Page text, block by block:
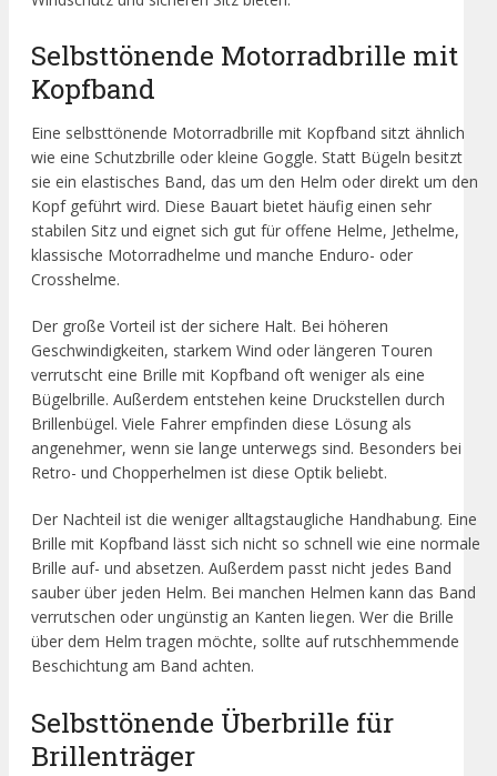
Selbsttönende Motorradbrille mit
Kopfband
Eine selbsttönende Motorradbrille mit Kopfband sitzt ähnlich
wie eine Schutzbrille oder kleine Goggle. Statt Bügeln besitzt
sie ein elastisches Band, das um den Helm oder direkt um den
Kopf geführt wird. Diese Bauart bietet häufig einen sehr
stabilen Sitz und eignet sich gut für offene Helme, Jethelme,
klassische Motorradhelme und manche Enduro- oder
Crosshelme.
Der große Vorteil ist der sichere Halt. Bei höheren
Geschwindigkeiten, starkem Wind oder längeren Touren
verrutscht eine Brille mit Kopfband oft weniger als eine
Bügelbrille. Außerdem entstehen keine Druckstellen durch
Brillenbügel. Viele Fahrer empfinden diese Lösung als
angenehmer, wenn sie lange unterwegs sind. Besonders bei
Retro- und Chopperhelmen ist diese Optik beliebt.
Der Nachteil ist die weniger alltagstaugliche Handhabung. Eine
Brille mit Kopfband lässt sich nicht so schnell wie eine normale
Brille auf- und absetzen. Außerdem passt nicht jedes Band
sauber über jeden Helm. Bei manchen Helmen kann das Band
verrutschen oder ungünstig an Kanten liegen. Wer die Brille
über dem Helm tragen möchte, sollte auf rutschhemmende
Beschichtung am Band achten.
Selbsttönende Überbrille für
Brillenträger